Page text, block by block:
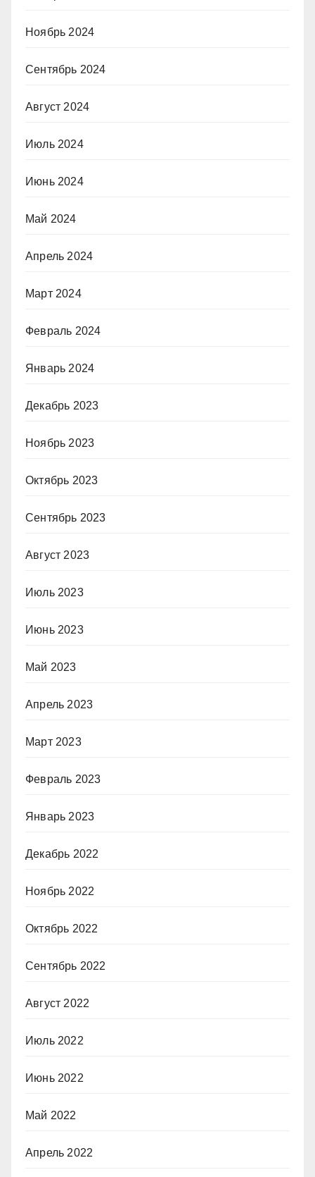
Ноябрь 2024
Сентябрь 2024
Август 2024
Июль 2024
Июнь 2024
Май 2024
Апрель 2024
Март 2024
Февраль 2024
Январь 2024
Декабрь 2023
Ноябрь 2023
Октябрь 2023
Сентябрь 2023
Август 2023
Июль 2023
Июнь 2023
Май 2023
Апрель 2023
Март 2023
Февраль 2023
Январь 2023
Декабрь 2022
Ноябрь 2022
Октябрь 2022
Сентябрь 2022
Август 2022
Июль 2022
Июнь 2022
Май 2022
Апрель 2022